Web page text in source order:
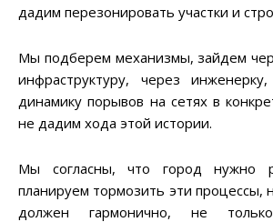
дадим перезонировать участки и
Мы подберем механизмы, зайдем
инфраструктуру, через
динамику порывов на сетях в
не дадим хода этой истории.
Мы согласны, что город нужно
планируем тормозить эти процессы,
должен гармонично, не